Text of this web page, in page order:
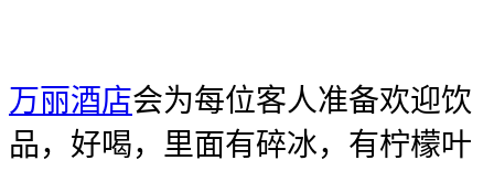
万丽酒店会为每位客人准备欢迎饮
品，好喝，里面有碎冰，有柠檬叶